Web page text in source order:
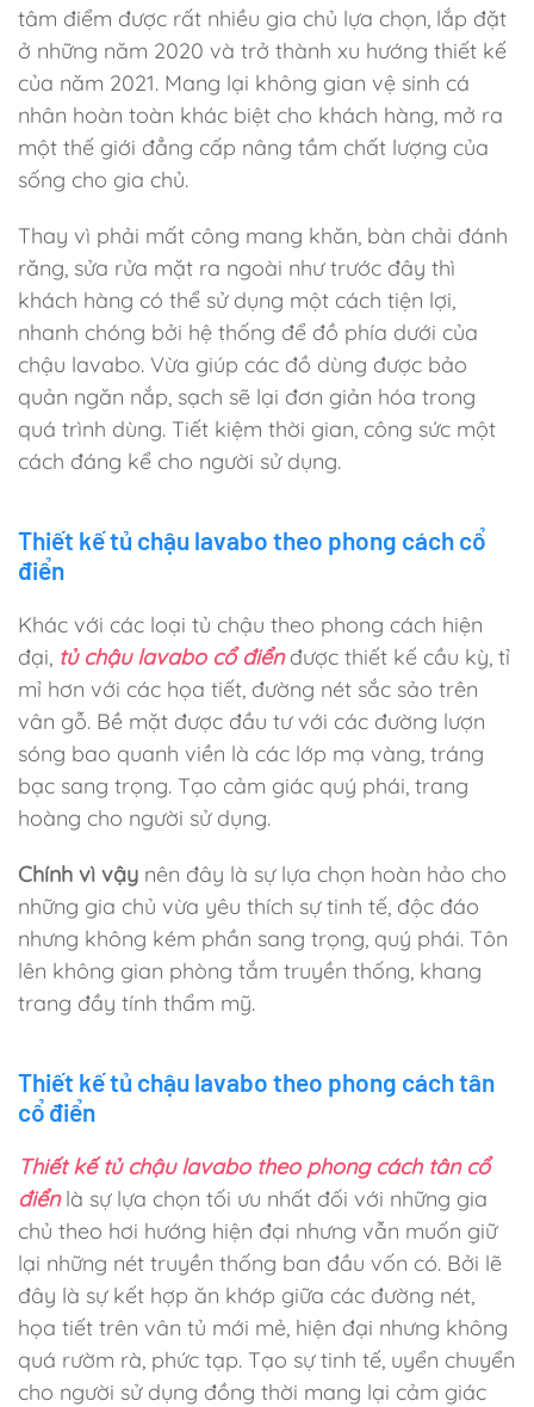
tâm điểm được rất nhiều gia chủ lựa chọn, lắp đặt
ở những năm 2020 và trở thành xu hướng thiết kế
của năm 2021. Mang lại không gian vệ sinh cá
nhân hoàn toàn khác biệt cho khách hàng, mở ra
một thế giới đẳng cấp nâng tầm chất lượng của
sống cho gia chủ.
Thay vì phải mất công mang khăn, bàn chải đánh
răng, sửa rửa mặt ra ngoài như trước đây thì
khách hàng có thể sử dụng một cách tiện lợi,
nhanh chóng bởi hệ thống để đồ phía dưới của
chậu lavabo. Vừa giúp các đồ dùng được bảo
quản ngăn nắp, sạch sẽ lại đơn giản hóa trong
quá trình dùng. Tiết kiệm thời gian, công sức một
cách đáng kể cho người sử dụng.
Thiết kế tủ chậu lavabo theo phong cách cổ
điển
Khác với các loại tủ chậu theo phong cách hiện
đại, tủ chậu lavabo cổ điểnđược thiết kế cầu kỳ, tỉ
mỉ hơn với các họa tiết, đường nét sắc sảo trên
vân gỗ. Bề mặt được đầu tư với các đường lượn
sóng bao quanh viền là các lớp mạ vàng, tráng
bạc sang trọng. Tạo cảm giác quý phái, trang
hoàng cho người sử dụng.
Chính vì vậy nên đây là sự lựa chọn hoàn hảo cho
những gia chủ vừa yêu thích sự tinh tế, độc đáo
nhưng không kém phần sang trọng, quý phái. Tôn
lên không gian phòng tắm truyền thống, khang
trang đầy tính thẩm mỹ.
Thiết kế tủ chậu lavabo theo phong cách tân
cổ điển
Thiết kế tủ chậu lavabo theo phong cách tân cổ
điểnlà sự lựa chọn tối ưu nhất đối với những gia
chủ theo hơi hướng hiện đại nhưng vẫn muốn giữ
lại những nét truyền thống ban đầu vốn có. Bởi lẽ
đây là sự kết hợp ăn khớp giữa các đường nét,
họa tiết trên vân tủ mới mẻ, hiện đại nhưng không
quá rườm rà, phức tạp. Tạo sự tinh tế, uyển chuyển
cho người sử dụng đồng thời mang lại cảm giác